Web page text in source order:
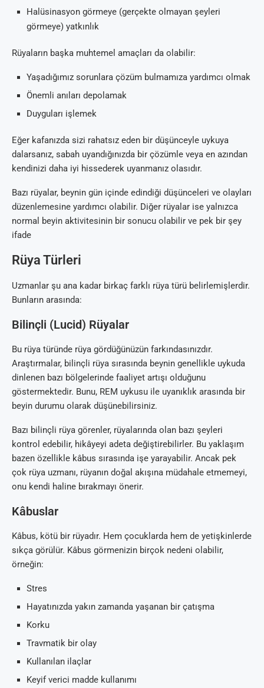
Halüsinasyon görmeye (gerçekte olmayan şeyleri
görmeye) yatkınlık
Rüyaların başka muhtemel amaçları da olabilir:
Yaşadığımız sorunlara çözüm bulmamıza yardımcı olmak
Önemli anıları depolamak
Duyguları işlemek
Eğer kafanızda sizi rahatsız eden bir düşünceyle uykuya
dalarsanız, sabah uyandığınızda bir çözümle veya en azından
kendinizi daha iyi hissederek uyanmanız olasıdır.
Bazı rüyalar, beynin gün içinde edindiği düşünceleri ve olayları
düzenlemesine yardımcı olabilir. Diğer rüyalar ise yalnızca
normal beyin aktivitesinin bir sonucu olabilir ve pek bir şey
ifade
Rüya Türleri
Uzmanlar şu ana kadar birkaç farklı rüya türü belirlemişlerdir.
Bunların arasında:
Bilinçli (Lucid) Rüyalar
Bu rüya türünde rüya gördüğünüzün farkındasınızdır.
Araştırmalar, bilinçli rüya sırasında beynin genellikle uykuda
dinlenen bazı bölgelerinde faaliyet artışı olduğunu
göstermektedir. Bunu, REM uykusu ile uyanıklık arasında bir
beyin durumu olarak düşünebilirsiniz.
Bazı bilinçli rüya görenler, rüyalarında olan bazı şeyleri
kontrol edebilir, hikâyeyi adeta değiştirebilirler. Bu yaklaşım
bazen özellikle kâbus sırasında işe yarayabilir. Ancak pek
çok rüya uzmanı, rüyanın doğal akışına müdahale etmemeyi,
onu kendi haline bırakmayı önerir.
Kâbuslar
Kâbus, kötü bir rüyadır. Hem çocuklarda hem de yetişkinlerde
sıkça görülür. Kâbus görmenizin birçok nedeni olabilir,
örneğin:
Stres
Hayatınızda yakın zamanda yaşanan bir çatışma
Korku
Travmatik bir olay
Kullanılan ilaçlar
Keyif verici madde kullanımı